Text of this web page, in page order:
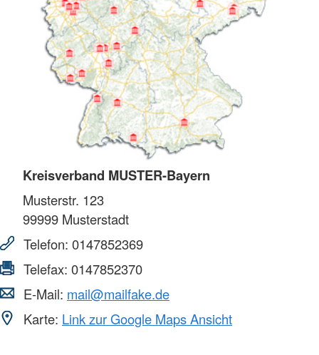
Kreisverband MUSTER-Bayern
Musterstr. 123
99999 Musterstadt
Telefon: 0147852369
Telefax: 0147852370
E-Mail: mail@mailfake.de
Karte: Link zur Google Maps Ansicht